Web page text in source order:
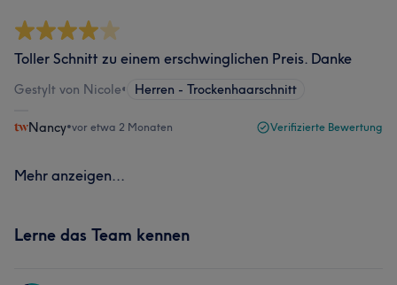
Toller Schnitt zu einem erschwinglichen Preis. Danke
Gestylt von Nicole• Herren - Trockenhaarschnitt
Nancy•vor etwa 2 Monaten Verifizierte Bewertung
Mehr anzeigen...
Lerne das Team kennen